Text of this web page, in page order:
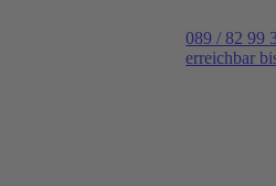
089 / 82 99
erreichbar